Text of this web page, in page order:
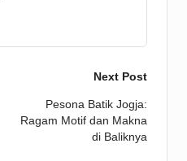
Next Post
Pesona Batik Jogja:
Ragam Motif dan Makna
di Baliknya